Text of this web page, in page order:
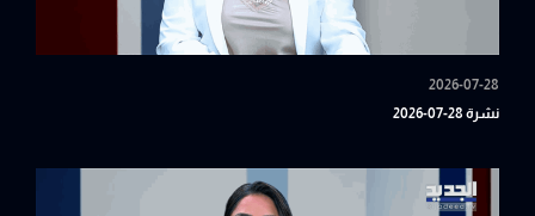
2026-07-28
نشرة 28-07-2026